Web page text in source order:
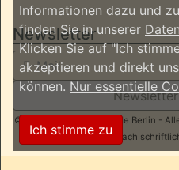
Newsletter
© 2026 ReggaeInBerlin.de Berlin -
nur nach
Informationen dazu und
finden Sie in unserer
Klicken Sie auf "Ich
akzeptieren und direkt
können.Nur essentielle
Ich stimme zu